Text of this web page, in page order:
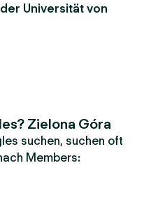
Universität von
Zielona Góra
suchen, suchen oft
Members: